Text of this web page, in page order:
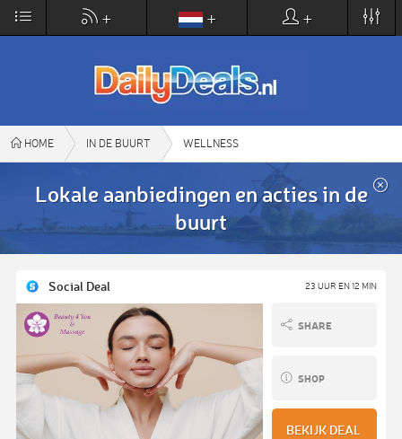
×
DailyDeals.nl dagaanbiedingen in
de buurt
FREE - In Google Play
VIEW
+ + +
HOME IN DE BUURT WELLNESS
Lokale aanbiedingen en acties in de
buurt
Social Deal 23 UUR EN 12 MIN
SHARE
SHOP
BEKIJK DEAL